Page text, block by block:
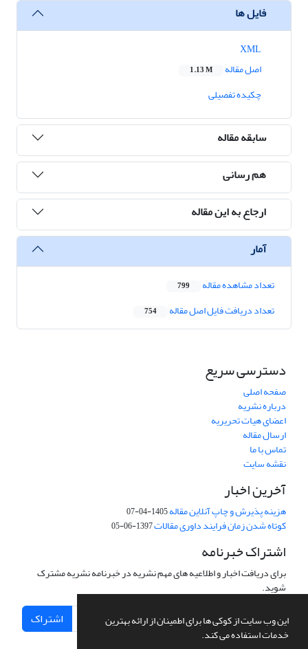
این وب سایت از کوکی ها برای اطمینان از ارائه بهترین
خدمات استفاده می کند.
فایل ها
اصل مقاله
1.13 M
چکیده تفصیلی
سابقه مقاله
هم رسانی
ارجاع به این مقاله
آمار
تعداد مشاهده مقاله 799
تعداد دریافت فایل اصل مقاله 754
دسترسی سریع
صفحه اصلی
درباره نشریه
اعضای هیات تحریریه
ارسال مقاله
تماس با ما
نقشه سایت
آخرین اخبار
هزینه پذیرش و چاپ آنلاین مقاله1405-04-07
کوتاه شدن زمان فرایند داوری مقالات1397-06-05
اشتراک خبرنامه
برای دریافت اخبار و اطلاعیه های مهم نشریه در خبرنامه نشریه مشترک
شوید.
اشتراک